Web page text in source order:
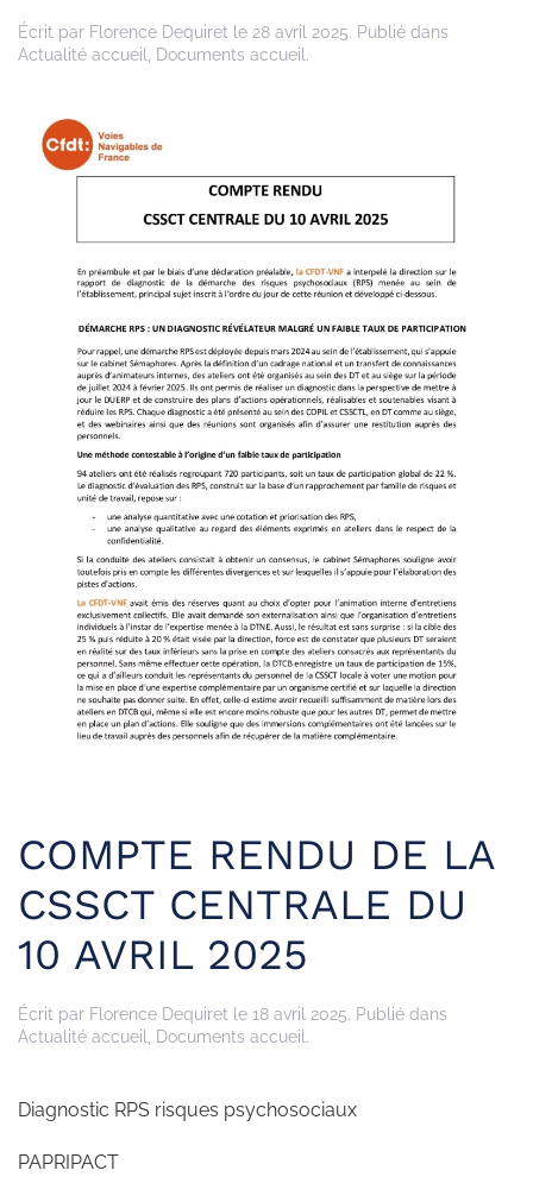
Écrit par Florence Dequiret le 28 avril 2025. Publié dans
Actualité accueil, Documents accueil.
COMPTE RENDU DE LA
CSSCT CENTRALE DU
10 AVRIL 2025
Écrit par Florence Dequiret le 18 avril 2025. Publié dans
Actualité accueil
Documents accueil .
Diagnostic RPS risques psychosociaux
PAPRIPACT